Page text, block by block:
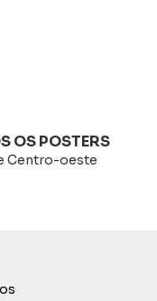
OS POSTERS
Centro-oeste